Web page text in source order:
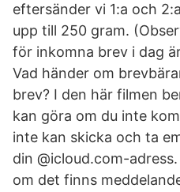
eftersänder vi 1:a och
upp till 250 gram.
för inkomna brev i dag
Vad händer om
brev? I den här filmen
kan göra om du inte
inte kan skicka och ta
din @icloud.com-
om det finns